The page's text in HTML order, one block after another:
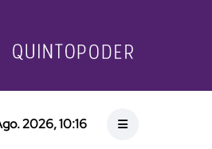
2026, 10:16